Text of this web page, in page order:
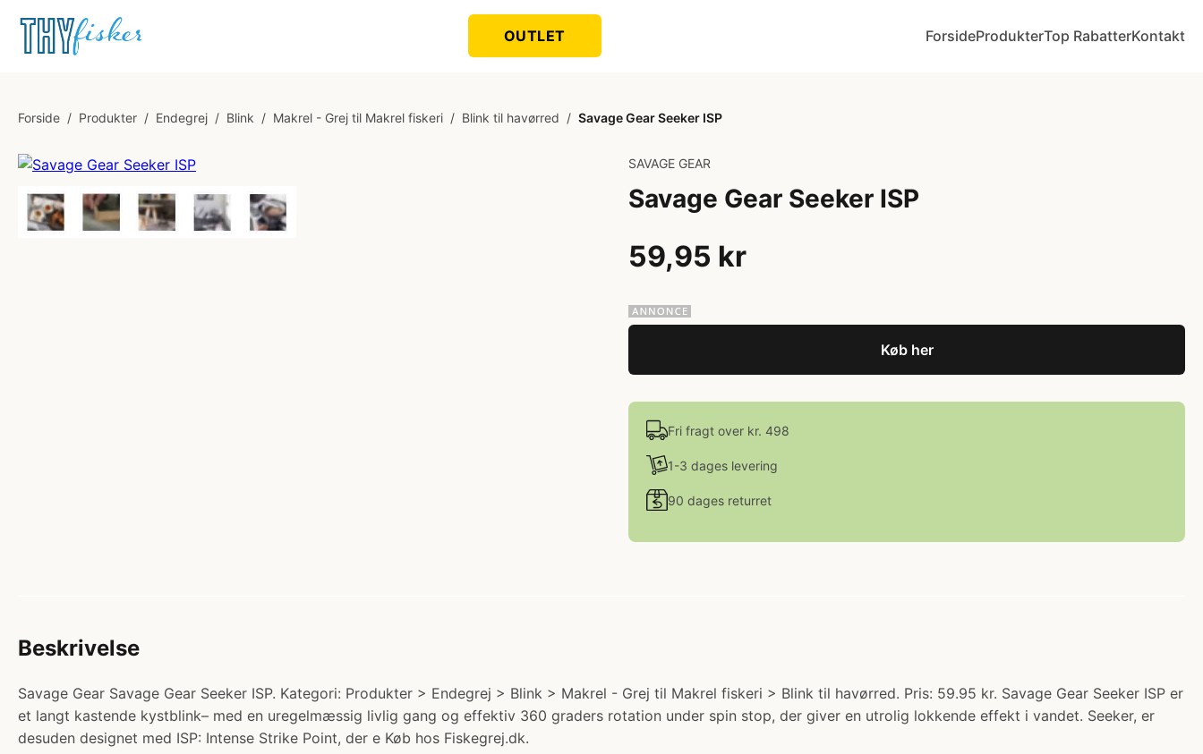
OUTLET ForsideProdukterTop RabatterKontakt
Forside / Produkter / Endegrej / Blink / Makrel - Grej til Makrel fiskeri / Blink til havørred / Savage Gear Seeker ISP
SAVAGE GEAR
Savage Gear Seeker ISP
59,95 kr
Køb her
Fri fragt over kr. 498
1-3 dages levering
90 dages returret
Beskrivelse
Savage Gear Savage Gear Seeker ISP. Kategori: Produkter > Endegrej > Blink > Makrel - Grej til Makrel fiskeri > Blink til havørred. Pris: 59.95 kr. Savage Gear Seeker ISP er
et langt kastende kystblink– med en uregelmæssig livlig gang og effektiv 360 graders rotation under spin stop, der giver en utrolig lokkende effekt i vandet. Seeker, er
desuden designet med ISP: Intense Strike Point, der e Køb hos Fiskegrej.dk.